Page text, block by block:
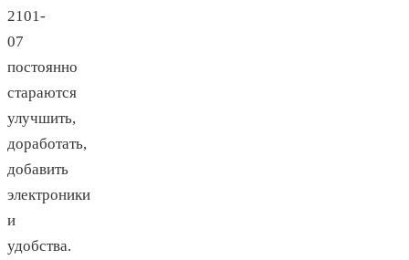
2101-
07
постоянно
стараются
улучшить,
доработать,
добавить
электроники
и
удобства.